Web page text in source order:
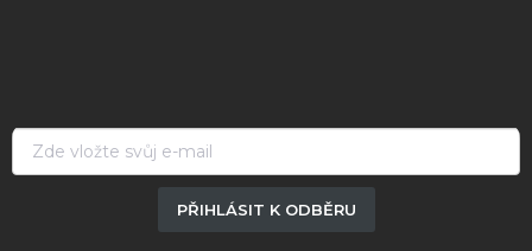
PŘIHLÁSIT K ODBĚRU